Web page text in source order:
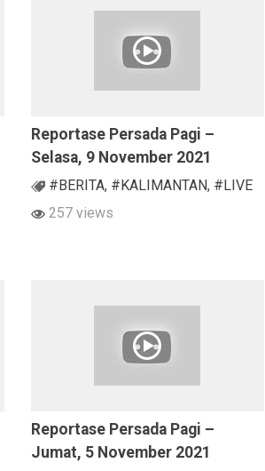
Reportase Persada Pagi –
Selasa, 9 November 2021
#BERITA, #KALIMANTAN, #LIVE
257 views
Reportase Persada Pagi –
Jumat, 5 November 2021